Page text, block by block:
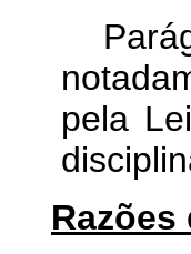
pela
Razões